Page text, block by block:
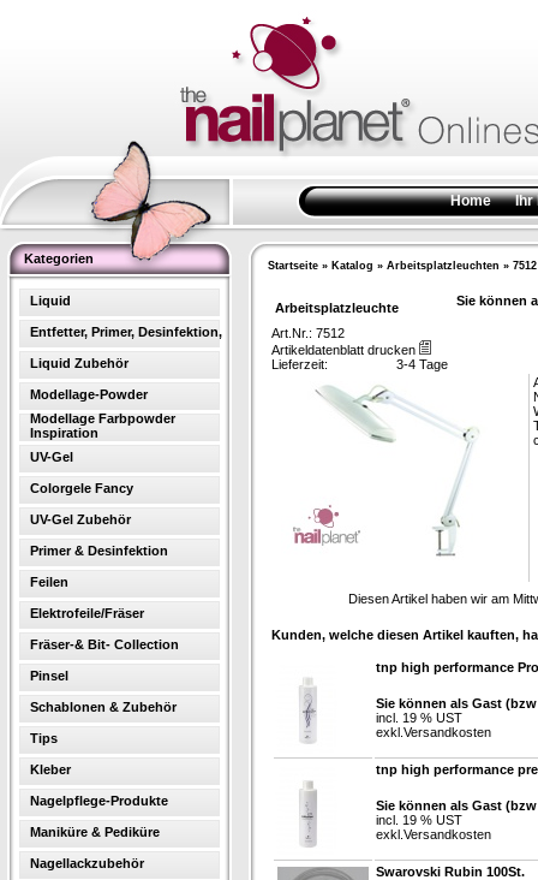
Home Ihr
Kategorien
Liquid
Entfetter, Primer, Desinfektion,
Liquid Zubehör
Modellage-Powder
Modellage Farbpowder
Inspiration
UV-Gel
Colorgele Fancy
UV-Gel Zubehör
Primer & Desinfektion
Feilen
Elektrofeile/Fräser
Fräser-& Bit- Collection
Pinsel
Schablonen & Zubehör
Tips
Kleber
Nagelpflege-Produkte
Maniküre & Pediküre
Nagellackzubehör
Startseite » Katalog » Arbeitsplatzleuchten » 7512
Arbeitsplatzleuchte Sie können
Art.Nr.: 7512
Artikeldatenblatt drucken
Lieferzeit:
3-4 Tage
Diesen Artikel haben wir am
Kunden, welche diesen Artikel kauften,
tnp high performance
Sie können als Gast
incl. 19 % UST
exkl. Versandkosten
tnp high performance
Sie können als Gast
incl. 19 % UST
exkl. Versandkosten
Swarovski Rubin 100St.